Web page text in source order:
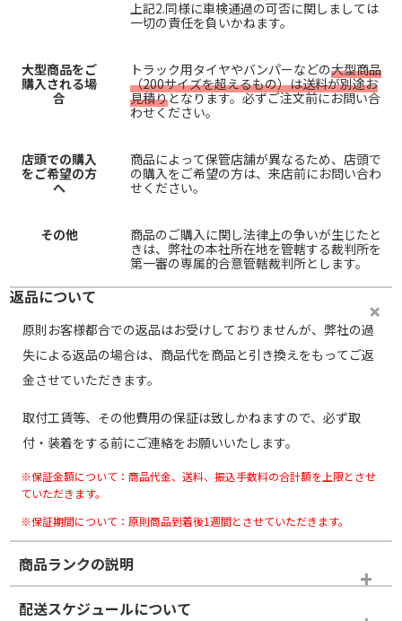
上記2.同様に車検通過の可否に関しましては
一切の責任を負いかねます。
大型商品をご
購入される場
合
トラック用タイヤやバンパーなどの大型商品
（200サイズを超えるもの）は送料が別途お
見積りとなります。必ずご注文前にお問い合
わせください。
店頭での購入
をご希望の方
へ
商品によって保管店舗が異なるため、店頭で
の購入をご希望の方は、来店前にお問い合わ
せください。
その他
商品のご購入に関し法律上の争いが生じたと
きは、弊社の本社所在地を管轄する裁判所を
第一審の専属的合意管轄裁判所とします。
返品について
原則お客様都合での返品はお受けしておりませんが、弊社の過
失による返品の場合は、商品代を商品と引き換えをもってご返
金させていただきます。
取付工賃等、その他費用の保証は致しかねますので、必ず取
付・装着をする前にご連絡をお願いいたします。
※保証金額について：商品代金、送料、振込手数料の合計額を上限とさせ
ていただきます。
※保証期間について：原則商品到着後1週間とさせていただきます。
商品ランクの説明
※商品ランクは出品者の主観により判断しておりますので、あら
かじめご了承ください。
配送スケジュールについて